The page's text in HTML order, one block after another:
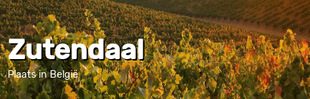
Zutendaal
Plaats in België